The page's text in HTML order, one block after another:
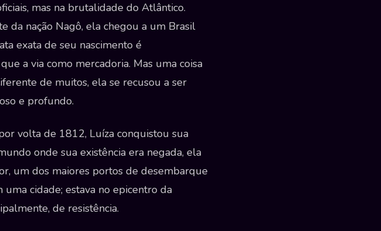
mas na brutalidade do Atlântico.
da nação Nagô, ela chegou a um Brasil
exata de seu nascimento é
a via como mercadoria. Mas uma coisa
de muitos, ela se recusou a ser
e profundo.
volta de 1812, Luíza conquistou sua
onde sua existência era negada, ela
um dos maiores portos de desembarque
cidade; estava no epicentro da
de resistência.